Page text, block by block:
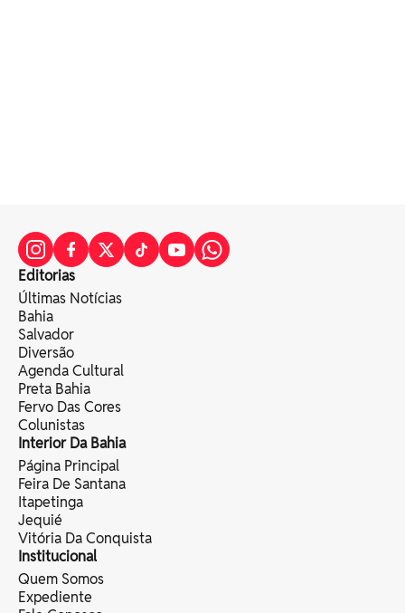
Editorias
Últimas Notícias
Bahia
Salvador
Diversão
Agenda Cultural
Preta Bahia
Fervo Das Cores
Colunistas
Interior Da Bahia
Página Principal
Feira De Santana
Itapetinga
Jequié
Vitória Da Conquista
Institucional
Quem Somos
Expediente